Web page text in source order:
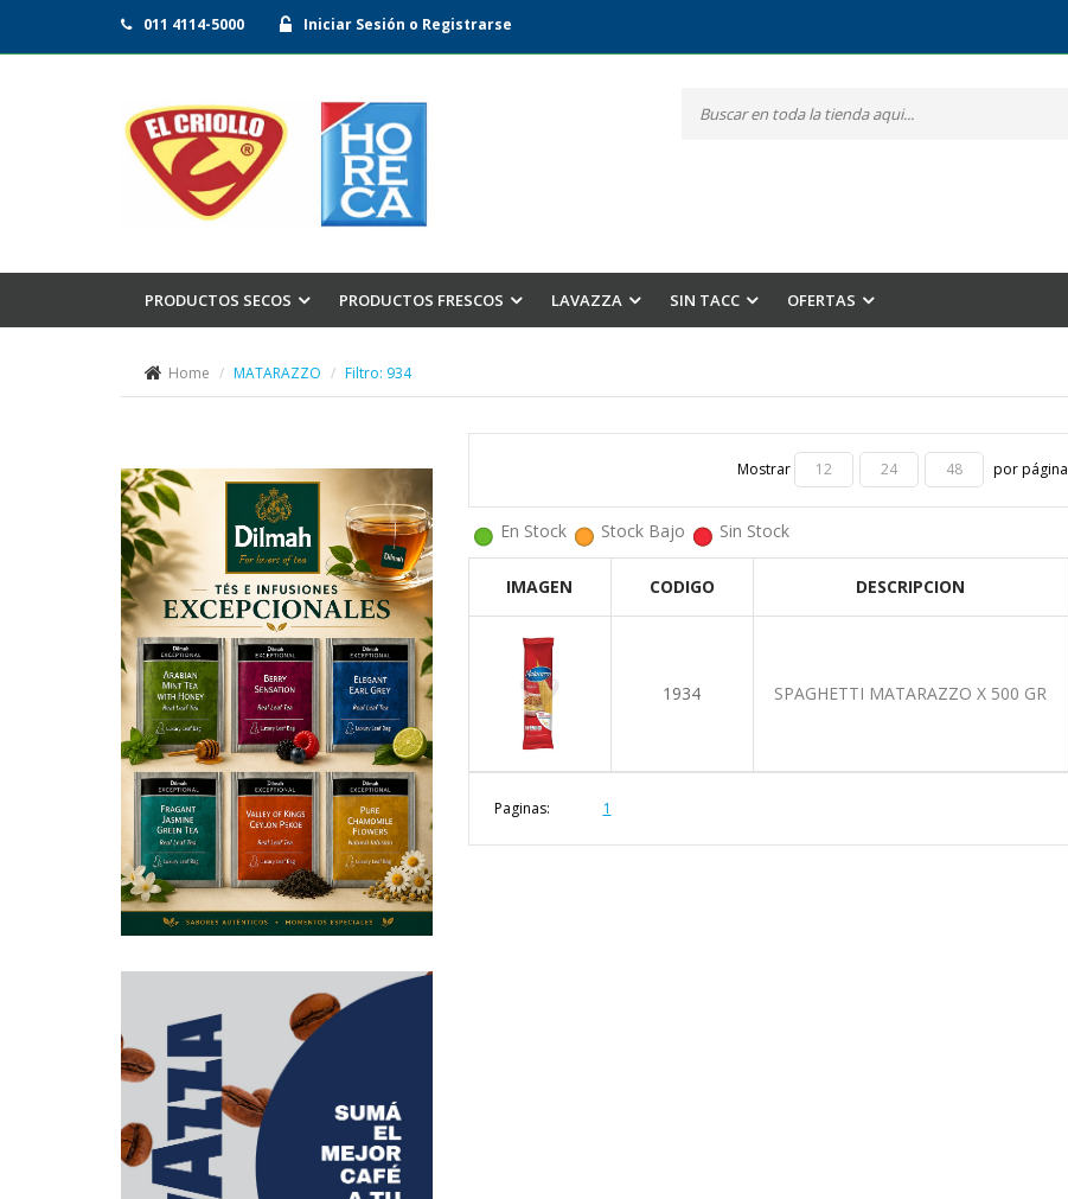
011 4114-5000 Iniciar Sesión o Registrarse
PRODUCTOS SECOS PRODUCTOS FRESCOS LAVAZZA SIN TACC OFERTAS
Home MATARAZZO Filtro: 934
Mostrar 12 24 48 por página
En Stock Stock Bajo Sin Stock
IMAGEN CODIGO DESCRIPCION
1934 SPAGHETTI MATARAZZO X 500 GR
Paginas: 1